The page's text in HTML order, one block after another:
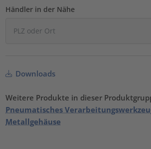
Händler in der Nähe
Downloads
Weitere Produkte in dieser
Pneumatisches
Metallgehäuse